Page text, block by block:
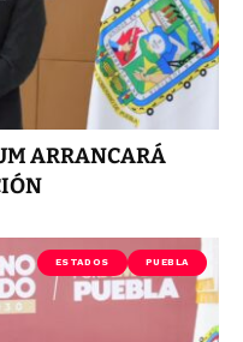
ARRANCARÁ
ESTADOS PUEBLA